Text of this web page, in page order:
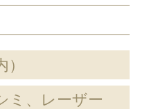
ミ、レーザー